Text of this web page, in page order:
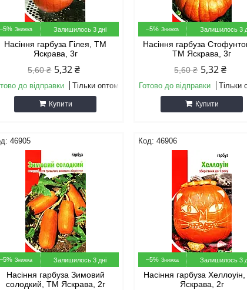
–5% Залишилось 3 дні
Насіння гарбуза Гілея, ТМ
Яскрава, 3г
5,60 ₴ 5,32 ₴
до відправки Тільки оптом
Купити
–5% Залишилось 3
Насіння гарбуза
ТМ Яскрава, 3г
5,60 ₴ 5,32 ₴
Готово до відправки Тільки
Купити
46905
–5% Залишилось 3 дні
Насіння гарбуза Зимовий
солодкий, ТМ Яскрава, 2г
46906
–5% Залишилось 3
Насіння гарбуза
Яскрава, 2г